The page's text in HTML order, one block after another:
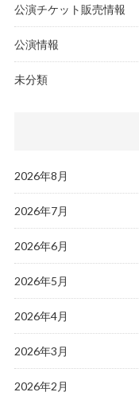
公演チケット販売情報
公演情報
未分類
2026年8月
2026年7月
2026年6月
2026年5月
2026年4月
2026年3月
2026年2月